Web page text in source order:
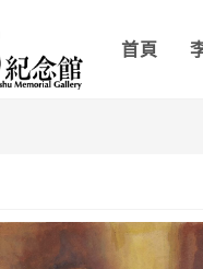
首頁